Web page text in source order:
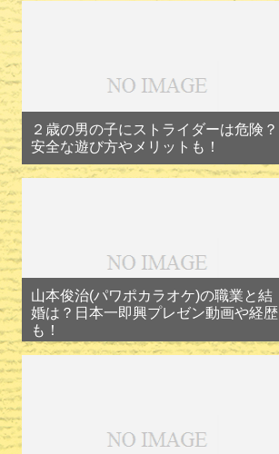
２歳の男の子にストライダーは危険？
安全な遊び方やメリットも！
山本俊治(パワポカラオケ)の職業と結
婚は？日本一即興プレゼン動画や経歴
も！